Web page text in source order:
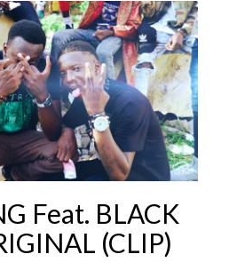
Feat. BLACK
(CLIP)